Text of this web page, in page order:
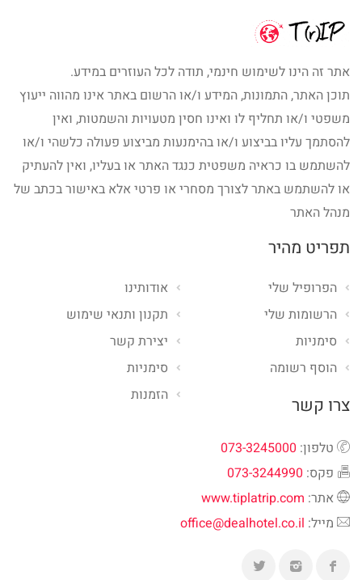
אתר זה הינו לשימוש חינמי, תודה לכל העוזרים במידע.
תוכן האתר, התמונות, המידע ו/או הרשום באתר אינו מהווה ייעוץ
משפטי ו/או תחליף לו ואינו חסין מטעויות והשמטות, ואין
להסתמך עליו בביצוע ו/או בהימנעות מביצוע פעולה כלשהי ו/או
להשתמש בו כראיה משפטית כנגד האתר או בעליו, ואין להעתיק
או להשתמש באתר לצורך מסחרי או פרטי אלא באישור בכתב של
מנהל האתר
תפריט מהיר
אודותינו
תקנון ותנאי שימוש
יצירת קשר
סימניות
הזמנות
הפרופיל שלי
הרשומות שלי
סימניות
הוסף רשומה
צרו קשר
טלפון: 073-3245000
פקס: 073-3244990
אתר: www.tiplatrip.com
מייל: office@dealhotel.co.il